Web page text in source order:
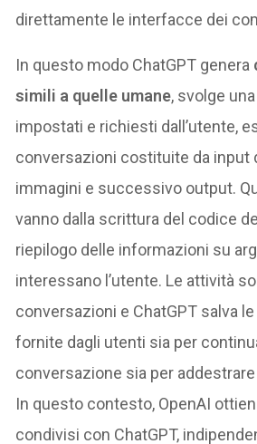
direttamente le interfacce dei
In questo modo ChatGPT genera
simili a quelle umane, svolge
impostati e richiesti dall’utente,
conversazioni costituite da input
immagini e successivo output.
vanno dalla scrittura del codice
riepilogo delle informazioni su
interessano l’utente. Le attività
conversazioni e ChatGPT salva
fornite dagli utenti sia per
conversazione sia per
In questo contesto, OpenAI
condivisi con ChatGPT,